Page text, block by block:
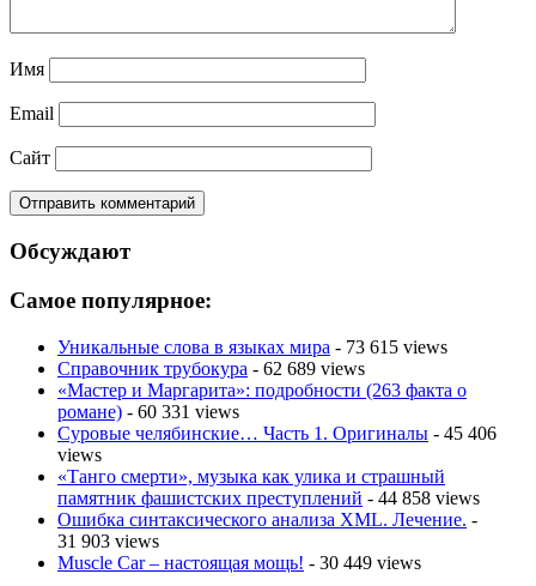
Имя
Email
Сайт
Обсуждают
Самое популярное:
Уникальные слова в языках мира - 73 615 views
Справочник трубокура - 62 689 views
«Мастер и Маргарита»: подробности (263 факта о
романе) - 60 331 views
Суровые челябинские… Часть 1. Оригиналы - 45 406
views
«Танго смерти», музыка как улика и страшный
памятник фашистских преступлений - 44 858 views
Ошибка синтаксического анализа XML. Лечение. -
31 903 views
Muscle Car – настоящая мощь! - 30 449 views